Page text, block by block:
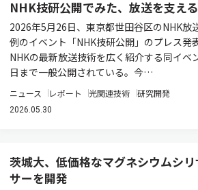
NHK技研公開でみた、放送を支え
2026年5月26日、東京都世田谷区のNHK放
例のイベント「NHK技研公開」のプレス発
NHKの最新放送技術を広く紹介する同イベ
日まで一般公開されている。今…
ニュース レポート 光関連技術 研究開発
2026.05.30
茨城大、低価格なマグネシウムシ
サーを開発